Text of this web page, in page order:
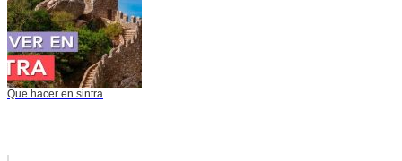
Que hacer en sintra